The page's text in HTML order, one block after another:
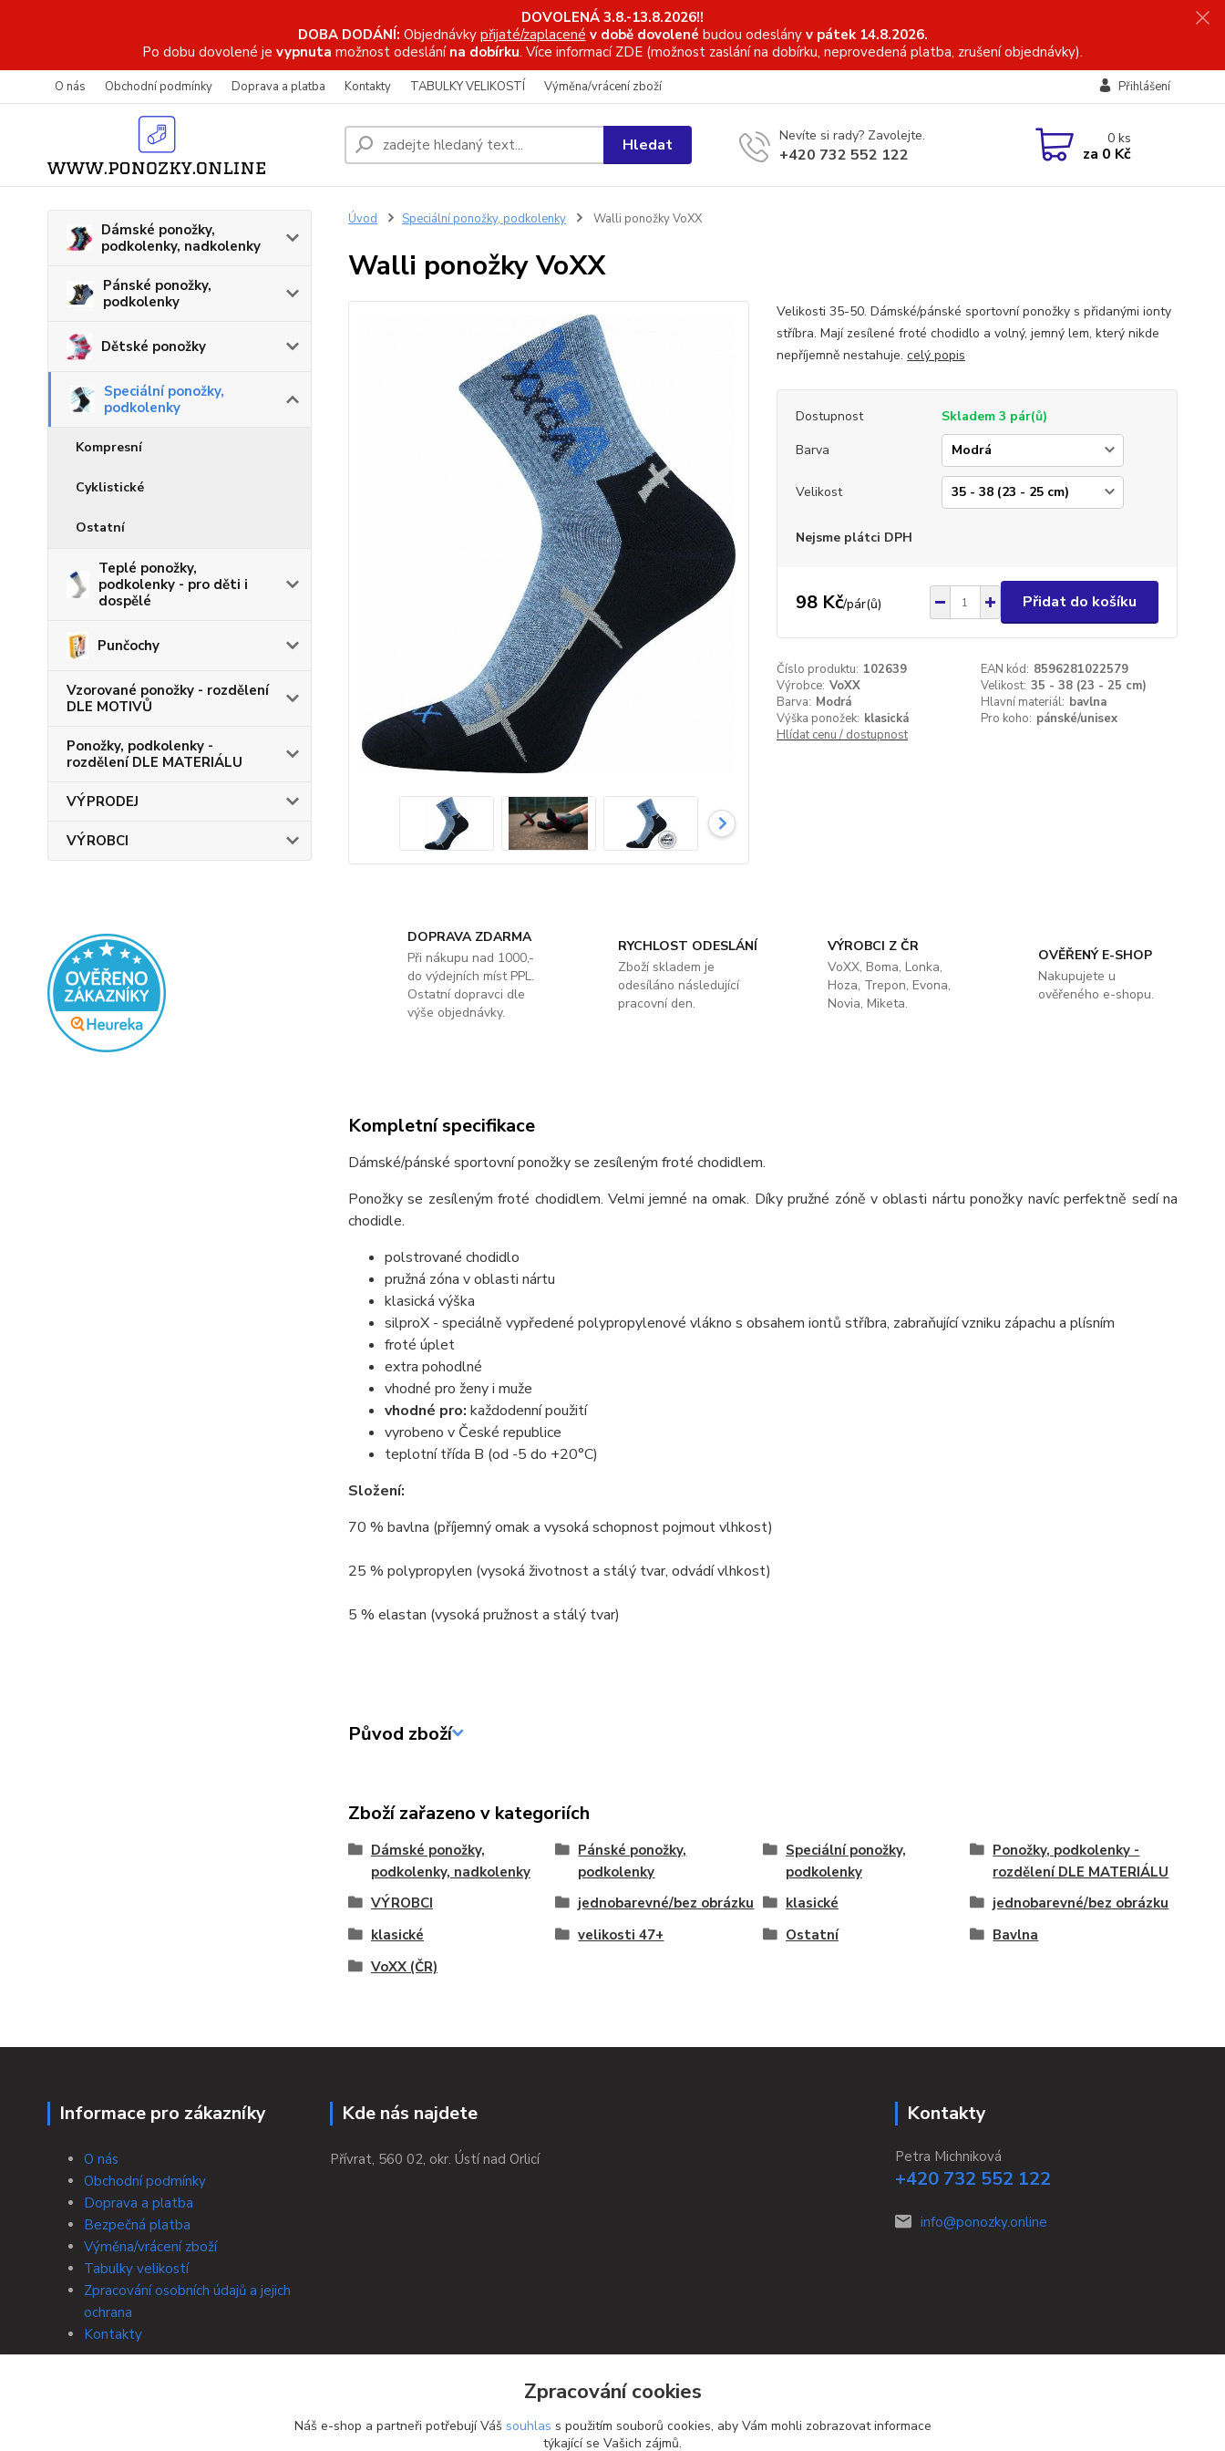
DOVOLENÁ 3.8.-13.8.2026!!
DOBA DODÁNÍ: Objednávky přijaté/zaplacené v době dovolené budou odeslány v pátek 14.8.2026.
Po dobu dovolené je vypnuta možnost odeslání na dobírku. Více informací ZDE (možnost zaslání na dobírku, neprovedená platba, zrušení objednávky).
O nás Obchodní podmínky Doprava a platba Kontakty TABULKY VELIKOSTÍ Výměna/vrácení zboží Přihlášení
Hledat Nevíte si rady? Zavolejte.
+420 732 552 122
0ks
za 0 Kč
Dámské ponožky,
podkolenky, nadkolenky
Pánské ponožky,
podkolenky
Dětské ponožky
Speciální ponožky,
podkolenky
Kompresní
Cyklistické
Ostatní
Teplé ponožky,
podkolenky - pro děti i
dospělé
Punčochy
Vzorované ponožky - rozdělení
DLE MOTIVŮ
Ponožky, podkolenky -
rozdělení DLE MATERIÁLU
VÝPRODEJ
VÝROBCI
Úvod Speciální ponožky, podkolenky Walli ponožky VoXX
Walli ponožky VoXX
Velikosti 35-50. Dámské/pánské sportovní ponožky s přidanými ionty
stříbra. Mají zesílené froté chodidlo a volný, jemný lem, který nikde
nepříjemně nestahuje. celý popis
Dostupnost
Skladem 3 pár(ů)
Barva
Velikost
Nejsme plátci DPH
98 Kč/pár(ů) Přidat do košíku
Číslo produktu: 102639 EAN kód: 8596281022579
Výrobce: VoXX Velikost: 35 - 38 (23 - 25 cm)
Barva: Modrá Hlavní materiál: bavlna
Výška ponožek: klasická Pro koho: pánské/unisex
Hlídat cenu / dostupnost
DOPRAVA ZDARMA
Při nákupu nad 1000,-
do výdejních míst PPL.
Ostatní dopravci dle
výše objednávky.
RYCHLOST ODESLÁNÍ
Zboží skladem je
odesíláno následující
pracovní den.
VÝROBCI Z ČR
VoXX, Boma, Lonka,
Hoza, Trepon, Evona,
Novia, Miketa.
OVĚŘENÝ E-SHOP
Nakupujete u
ověřeného e-shopu.
Kompletní specifikace
Dámské/pánské sportovní ponožky se zesíleným froté chodidlem.
Ponožky se zesíleným froté chodidlem. Velmi jemné na omak. Díky pružné zóně v oblasti nártu ponožky navíc perfektně sedí na
chodidle.
polstrované chodidlo
pružná zóna v oblasti nártu
klasická výška
silproX - speciálně vypředené polypropylenové vlákno s obsahem iontů stříbra, zabraňující vzniku zápachu a plísním
froté úplet
extra pohodlné
vhodné pro ženy i muže
vhodné pro: každodenní použití
vyrobeno v České republice
teplotní třída B (od -5 do +20°C)
Složení:
70 % bavlna (příjemný omak a vysoká schopnost pojmout vlhkost)
25 % polypropylen (vysoká životnost a stálý tvar, odvádí vlhkost)
5 % elastan (vysoká pružnost a stálý tvar)
Původ zboží
Zboží zařazeno v kategoriích
Dámské ponožky,
podkolenky, nadkolenky
Pánské ponožky,
podkolenky
Speciální ponožky,
podkolenky
Ponožky, podkolenky -
rozdělení DLE MATERIÁLU
VÝROBCI
jednobarevné/bez obrázku klasické
jednobarevné/bez obrázku
klasické
velikosti 47+ Ostatní
Bavlna
VoXX (ČR)
Informace pro zákazníky
O nás
Obchodní podmínky
Doprava a platba
Bezpečná platba
Výměna/vrácení zboží
Tabulky velikostí
Zpracování osobních údajů a jejich
ochrana
Kontakty
Kde nás najdete
Přívrat, 560 02, okr. Ústí nad Orlicí
Kontakty
Petra Michniková
+420 732 552 122
info@ponozky.online
Zpracování cookies
Náš e-shop a partneři potřebují Váš souhlas s použitím souborů cookies, aby Vám mohli zobrazovat informace
týkající se Vašich zájmů.